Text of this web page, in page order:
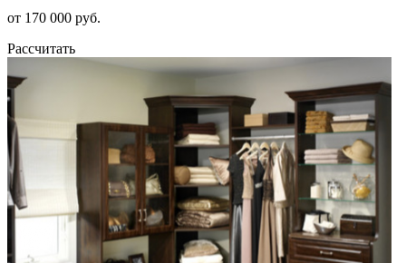
от 170 000 руб.
Рассчитать